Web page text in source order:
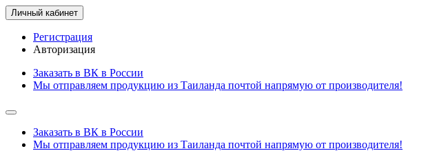
Личный кабинет
Регистрация
Авторизация
Заказать в ВК в России
Мы отправляем продукцию из Таиланда почтой напрямую от производителя!
Заказать в ВК в России
Мы отправляем продукцию из Таиланда почтой напрямую от производителя!